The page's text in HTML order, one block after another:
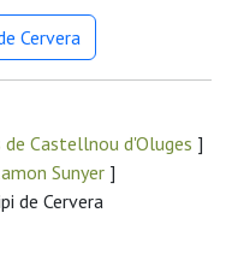
Cervera
Castellnou d'Oluges ]
Sunyer ]
de Cervera